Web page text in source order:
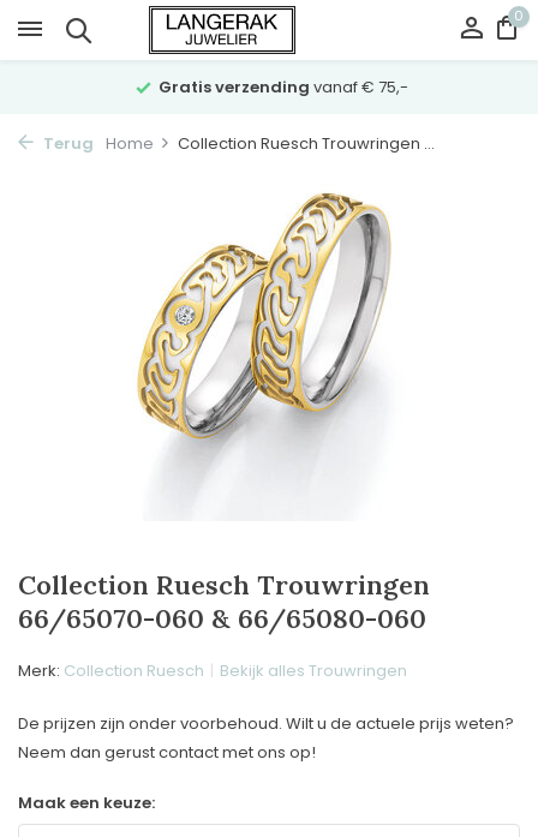
0
Gratis verzending vanaf € 75,-
Terug Home Collection Ruesch Trouwringen ...
Collection Ruesch Trouwringen
66/65070-060 & 66/65080-060
Merk: Collection Ruesch Bekijk alles Trouwringen
De prijzen zijn onder voorbehoud. Wilt u de actuele prijs weten?
Neem dan gerust contact met ons op!
Maak een keuze: